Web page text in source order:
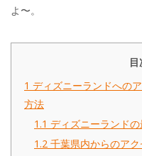
よ〜。
目
1 ディズニーランドへの
方法
1.1 ディズニーランド
1.2 千葉県内からのアク